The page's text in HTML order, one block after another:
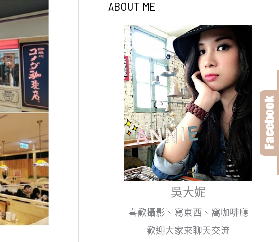
ABOUT ME
吳大妮
喜歡攝影、寫東西、窩咖啡廳
歡迎大家來聊天交流